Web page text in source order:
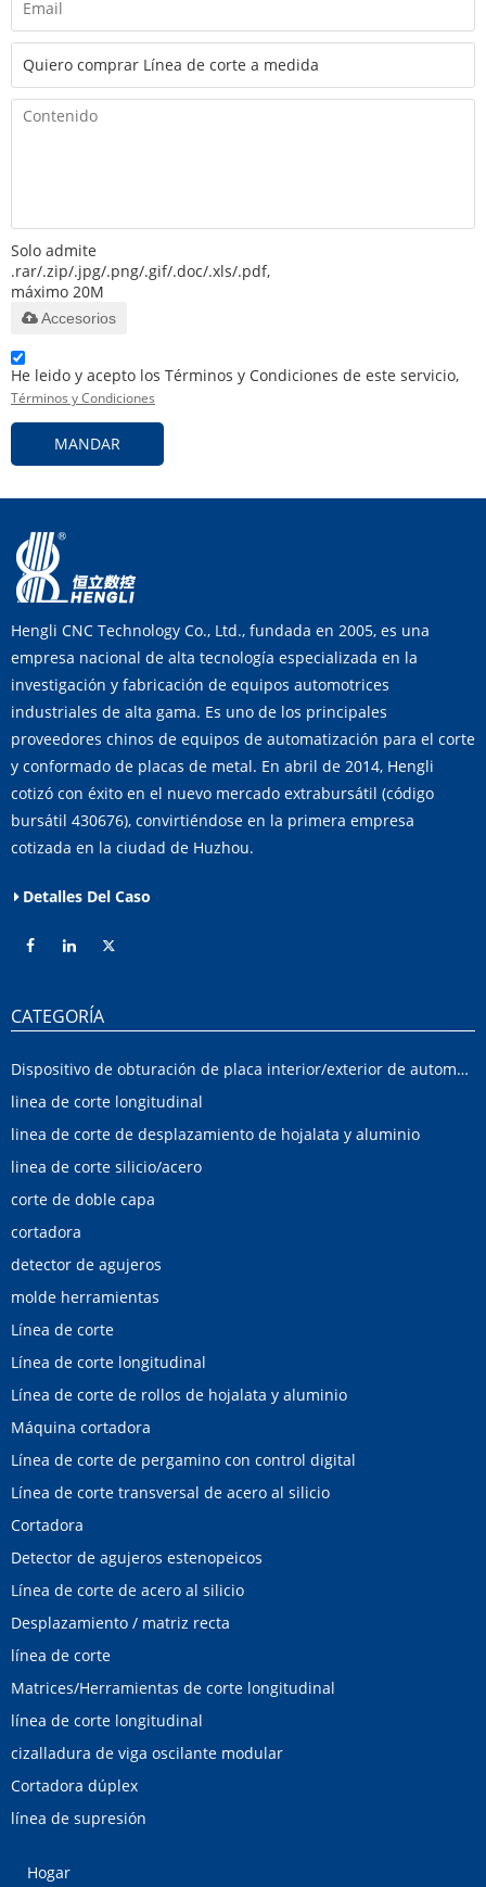
Solo admite
.rar/.zip/.jpg/.png/.gif/.doc/.xls/.pdf,
máximo 20M
Accesorios
He leido y acepto los Términos y Condiciones de este servicio,
Términos y Condiciones
MANDAR
Hengli CNC Technology Co., Ltd., fundada en 2005, es una
empresa nacional de alta tecnología especializada en la
investigación y fabricación de equipos automotrices
industriales de alta gama. Es uno de los principales
proveedores chinos de equipos de automatización para el corte
y conformado de placas de metal. En abril de 2014, Hengli
cotizó con éxito en el nuevo mercado extrabursátil (código
bursátil 430676), convirtiéndose en la primera empresa
cotizada en la ciudad de Huzhou.
Detalles Del Caso
CATEGORÍA
Dispositivo de obturación de placa interior/exterior de automóvil
linea de corte longitudinal
linea de corte de desplazamiento de hojalata y aluminio
linea de corte silicio/acero
corte de doble capa
cortadora
detector de agujeros
molde herramientas
Línea de corte
Línea de corte longitudinal
Línea de corte de rollos de hojalata y aluminio
Máquina cortadora
Línea de corte de pergamino con control digital
Línea de corte transversal de acero al silicio
Cortadora
Detector de agujeros estenopeicos
Línea de corte de acero al silicio
Desplazamiento / matriz recta
línea de corte
Matrices/Herramientas de corte longitudinal
línea de corte longitudinal
cizalladura de viga oscilante modular
Cortadora dúplex
línea de supresión
Hogar